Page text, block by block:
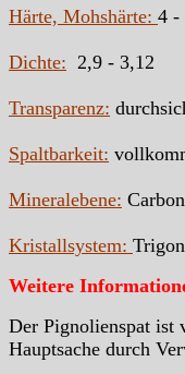
Härte, Mohshärte: 4 -
Dichte: 2,9 - 3,12
Transparenz:
Spaltbarkeit:
Mineralebene:
Kristallsystem:
Weitere
Der Pignolienspat ist
Hauptsache durch